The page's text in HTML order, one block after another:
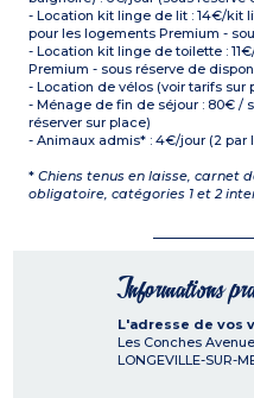
- Location kit linge de lit : 14€/kit
pour les logements Premium -
- Location kit linge de toilette :
Premium - sous réserve de
- Location de vélos (voir tarifs sur
- Ménage de fin de séjour : 80€ /
réserver sur place)
- Animaux admis* : 4€/jour (2 par
* Chiens tenus en laisse, carnet
obligatoire, catégories 1 et 2
Informations
L'adresse de vos
Les Conches
LONGEVILLE-SUR-